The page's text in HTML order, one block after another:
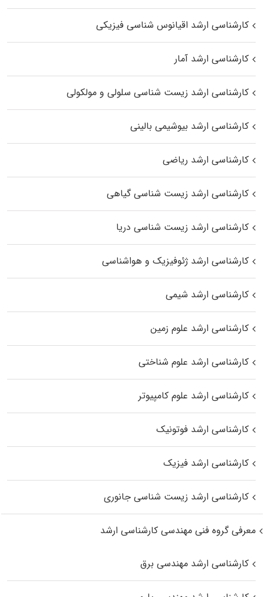
کارشناسی ارشد اقیانوس‌ شناسی فیزیکی
کارشناسی ارشد آمار
کارشناسی ارشد زیست شناسی سلولی و مولکولی
کارشناسی ارشد بیوشیمی بالینی
کارشناسی ارشد ریاضی
کارشناسی ارشد زیست‌ شناسی گیاهی
کارشناسی ارشد زیست‌ شناسی دریا
کارشناسی ارشد ژئوفیزیک و هواشناسی
کارشناسی ارشد شیمی
کارشناسی ارشد علوم زمین
کارشناسی ارشد علوم شناختی
کارشناسی ارشد علوم کامپیوتر
کارشناسی ارشد فوتونیک
کارشناسی ارشد فیزیک
کارشناسی ارشد زیست‌ شناسی جانوری
معرفی گروه فنی مهندسی کارشناسی ارشد
کارشناسی ارشد مهندسی برق